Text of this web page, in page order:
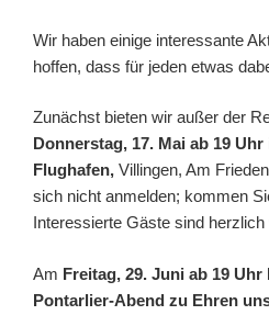
Wir haben einige interessante
hoffen, dass für jeden etwas
Zunächst bieten wir außer der
Donnerstag, 17. Mai ab 19
Flughafen, Villingen, Am
sich nicht anmelden; kommen
Interessierte Gäste sind
Am Freitag, 29. Juni ab 19 Uhr
Pontarlier-Abend zu Ehren